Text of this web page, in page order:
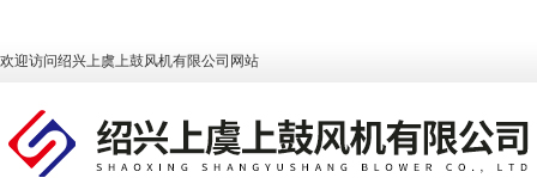
欢迎访问绍兴上虞上鼓风机有限公司网站